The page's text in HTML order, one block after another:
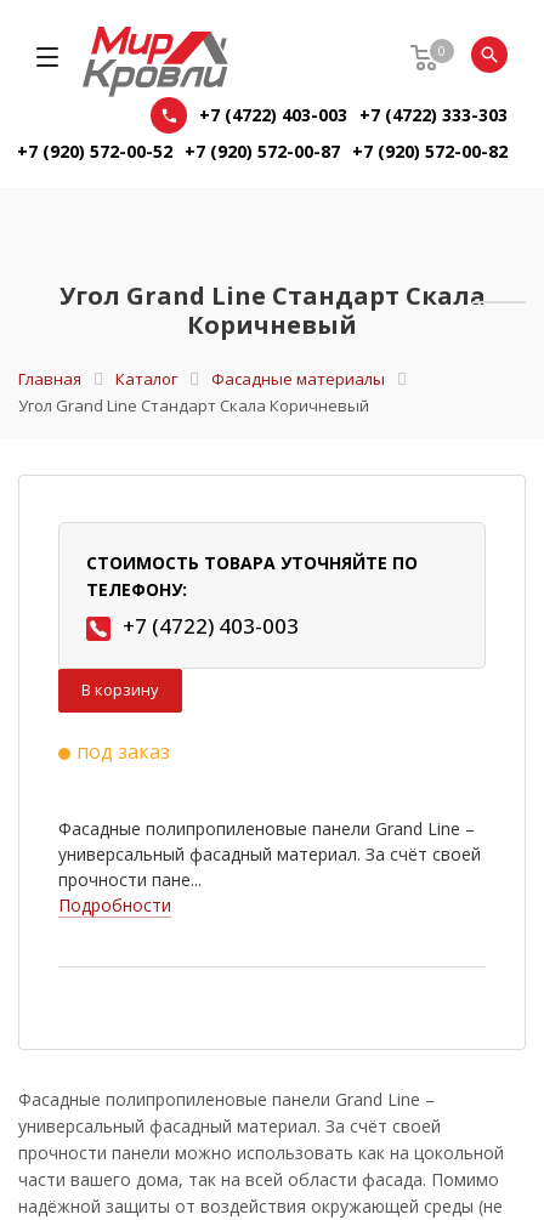
0
+7 (4722) 403-003
+7 (4722) 333-303
+7 (920) 572-00-52 +7 (920) 572-00-87 +7 (920) 572-00-82
Угол Grand Line Стандарт Скала
Коричневый
Главная Каталог
Фасадные материалы
Угол Grand Line Стандарт Скала Коричневый
СТОИМОСТЬ ТОВАРА УТОЧНЯЙТЕ ПО
ТЕЛЕФОНУ:
+7 (4722) 403-003
В корзину
под заказ
Фасадные полипропиленовые панели Grand Line –
универсальный фасадный материал. За счёт своей
прочности пане...
Подробности
Фасадные полипропиленовые панели Grand Line –
универсальный фасадный материал. За счёт своей
прочности панели можно использовать как на цокольной
части вашего дома, так на всей области фасада. Помимо
надёжной защиты от воздействия окружающей среды (не